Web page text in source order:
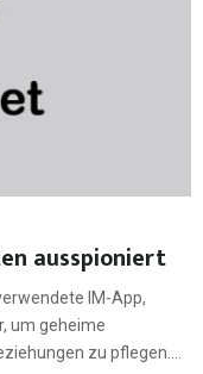
ausspioniert
IM-App,
um geheime
zu pflegen....